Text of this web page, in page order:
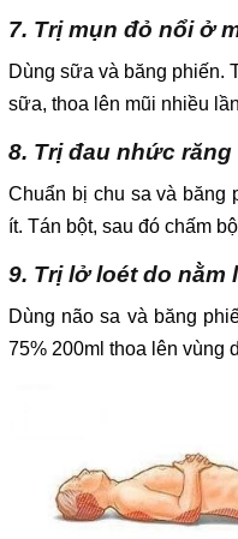
7. Trị mụn đỏ nổi ở
Dùng sữa và băng phiến.
sữa, thoa lên mũi nhiều
8. Trị đau nhức răng
Chuẩn bị chu sa và băng
ít. Tán bột, sau đó chấm
9. Trị lở loét do nằm
Dùng não sa và băng
75% 200ml thoa lên vùng